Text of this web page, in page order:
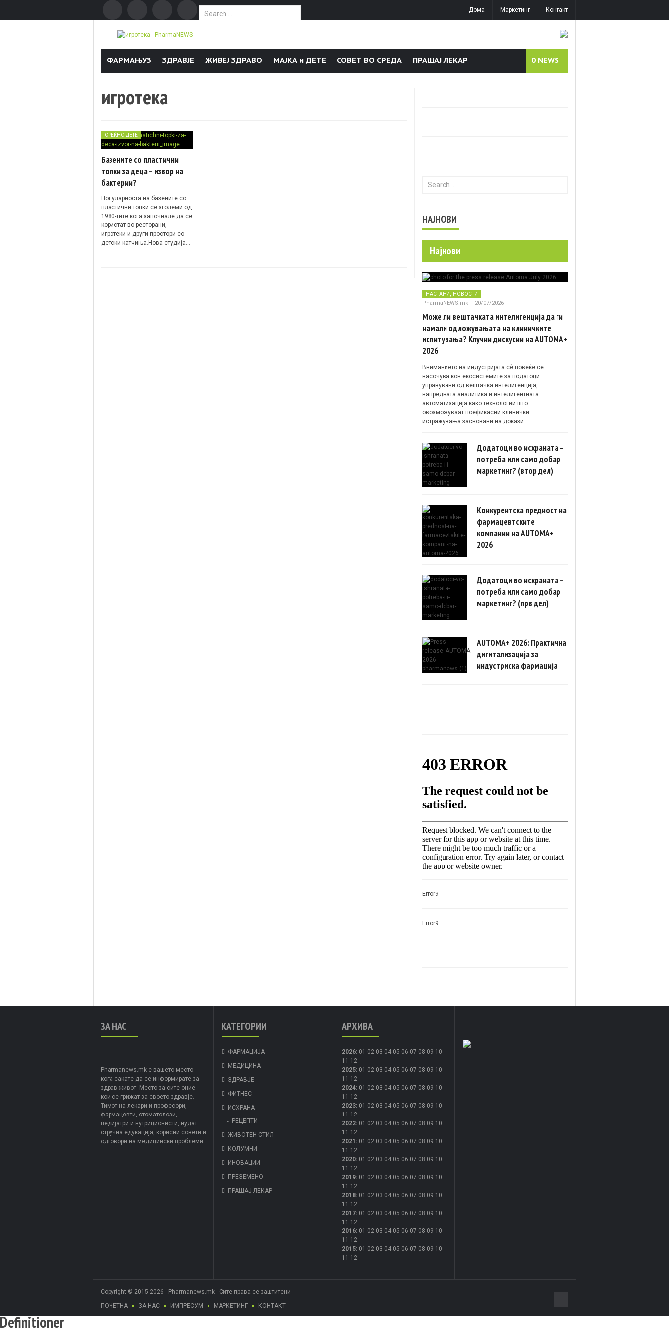
Search for:
Дома Маркетинг Контакт
ФАРМАЊУЗ ЗДРАВЈЕ ЖИВЕЈ ЗДРАВО МАЈКА и ДЕТЕ СОВЕТ ВО СРЕДА ПРАШАЈ ЛЕКАР 0 NEWS
игротека
СРЕЌНО ДЕТЕ
Базените со пластични
топки за деца – извор на
бактерии?
Популарноста на базените со
пластични топки се зголеми од
1980-тите кога започнале да се
користат во ресторани,
игротеки и други простори со
детски катчиња.Нова студија…
Search for:
НАЈНОВИ
Најнови
НАСТАНИ НОВОСТИ
PharmaNEWS.mk - 20/07/2026
Може ли вештачката интелигенција да ги
намали одложувањата на клиничките
испитувања? Клучни дискусии на AUTOMA+
2026
Вниманието на индустријата сè повеќе се
насочува кон екосистемите за податоци
управувани од вештачка интелигенција,
напредната аналитика и интелигентната
автоматизација како технологии што
овозможуваат поефикасни клинички
истражувања засновани на докази.
Додатоци во исхраната –
потреба или само добар
маркетинг? (втор дел)
Конкурентска предност на
фармацевтските
компании на AUTOMA+
2026
Додатоци во исхраната –
потреба или само добар
маркетинг? (прв дел)
AUTOMA+ 2026: Практична
дигитализација за
индустриска фармација
Error9
Error9
ЗА НАС
Pharmanews.mk е вашето место
кога сакате да се информирате за
здрав живот. Место за сите оние
кои се грижат за своето здравје.
Тимот на лекари и професори,
фармацевти, стоматолози,
педијатри и нутриционисти, нудат
стручна едукација, корисни совети и
одговори на медицински проблеми.
КАТЕГОРИИ
ФАРМАЦИЈА
МЕДИЦИНА
ЗДРАВЈЕ
ФИТНЕС
ИСХРАНА
РЕЦЕПТИ
ЖИВОТЕН СТИЛ
КОЛУМНИ
ИНОВАЦИИ
ПРЕЗЕМЕНО
ПРАШАЈ ЛЕКАР
АРХИВА
2026: 01 02 03 04 05 06 07 08 09 10
11 12
2025: 01 02 03 04 05 06 07 08 09 10
11 12
2024: 01 02 03 04 05 06 07 08 09 10
11 12
2023: 01 02 03 04 05 06 07 08 09 10
11 12
2022: 01 02 03 04 05 06 07 08 09 10
11 12
2021 : 01 02 03 04 05 06 07 08 09 10
11 12
2020: 01 02 03 04 05 06 07 08 09 10
11 12
2019: 01 02 03 04 05 06 07 08 09 10
11 12
2018: 01 02 03 04 05 06 07 08 09 10
11 12
2017: 01 02 03 04 05 06 07 08 09 10
11 12
2016: 01 02 03 04 05 06 07 08 09 10
11 12
2015: 01 02 03 04 05 06 07 08 09 10
11 12
Copyright © 2015-2026 - Pharmanews.mk - Сите права се заштитени
ПОЧЕТНА
ЗА НАС ИМПРЕСУМ МАРКЕТИНГ КОНТАКТ
Definitioner